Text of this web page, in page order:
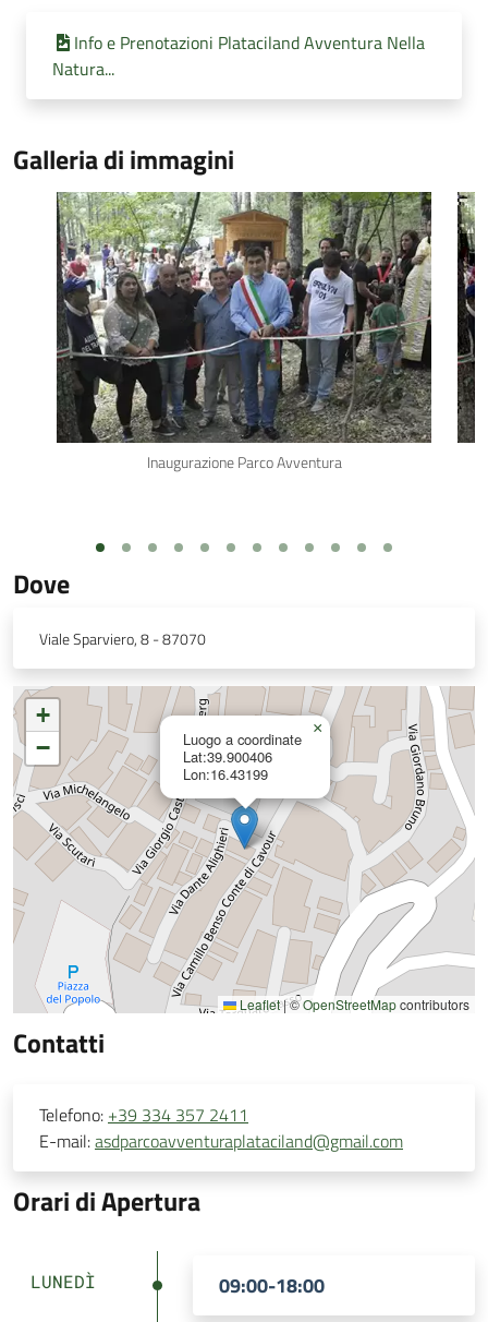
Info e Prenotazioni Plataciland Avventura Nella
Natura...
Galleria di immagini
Inaugurazione Parco Avventura
Dove
Viale Sparviero, 8 - 87070
Luogo a coordinate
Lat:39.900406
Lon:16.43199
×
+
−
Leaflet|©OpenStreetMapcontributors
Contatti
Telefono: +39 334 357 2411
E-mail:asdparcoavventuraplataciland@gmail.com
Orari di Apertura
LUNEDÌ 09:00-18:00